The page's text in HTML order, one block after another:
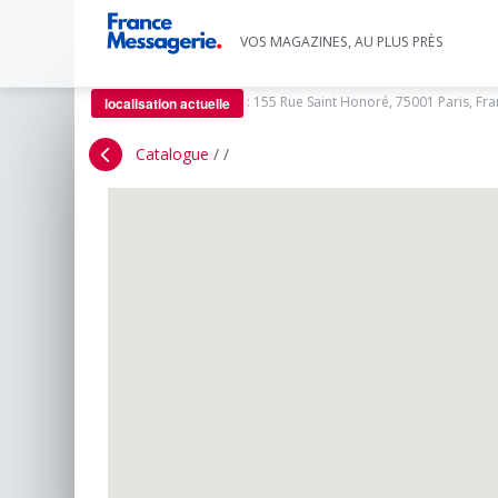
VOS MAGAZINES, AU PLUS PRÈS
localisation actuelle : 155 Rue Saint Honoré, 75001 Paris,
Catalogue / /